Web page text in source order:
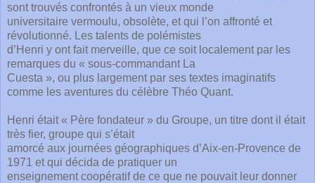
sont trouvés confrontés à un vieux monde
universitaire vermoulu, obsolète, et qui l’on affronté et
révolutionné. Les talents de polémistes
d’Henri y ont fait merveille, que ce soit localement par les
remarques du « sous-commandant La
Cuesta », ou plus largement par ses textes imaginatifs
comme les aventures du célèbre Théo Quant.
Henri était « Père fondateur » du Groupe, un titre dont il était
très fier, groupe qui s’était
amorcé aux journées géographiques d’Aix-en-Provence de
1971 et qui décida de pratiquer un
enseignement coopératif de ce que ne pouvait leur donner